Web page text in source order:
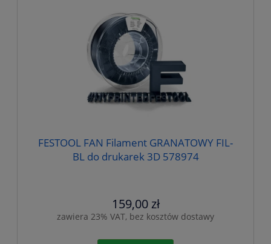
FESTOOL FAN Filament GRANATOWY FIL-
BL do drukarek 3D 578974
159,00 zł
zawiera 23% VAT, bez kosztów dostawy